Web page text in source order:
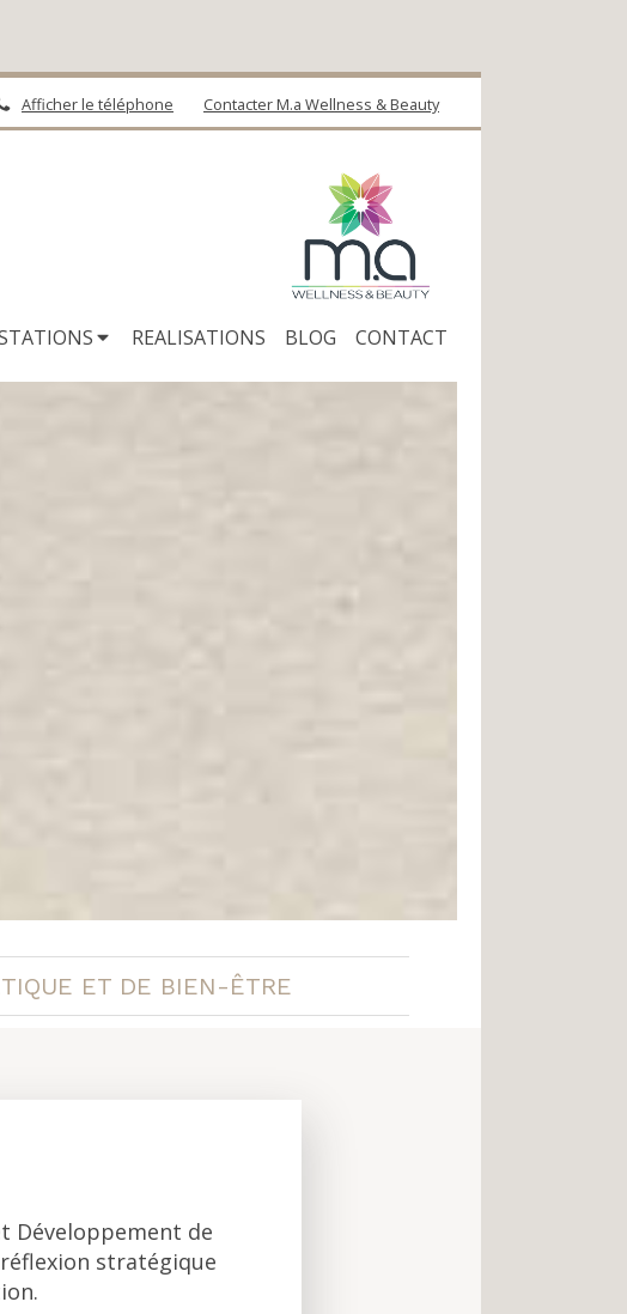
Contacter M.a Wellness & Beauty
Afficher le téléphone
REALISATIONS BLOG CONTACT
ET DE BIEN-ÊTRE
Développement de
stratégique